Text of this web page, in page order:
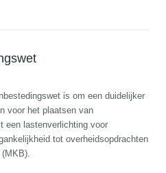
is om een duidelijker
voor het plaatsen van
een lastenverlichting voor
tot overheidsopdrachten